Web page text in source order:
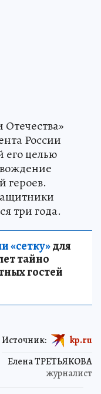
России
целью
героев.
три года.
«сетку»для
тайно
гостей
Елена ТРЕТЬЯКОВА
журналист
Источник: kp.ru